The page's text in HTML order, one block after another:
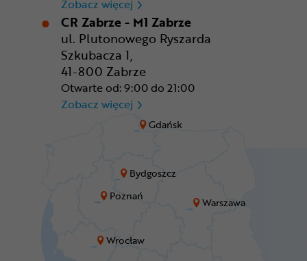
Bydgoszcz
Gdańsk
Poznań Warszawa
Wrocław
Zobacz więcej
CR Zabrze - M1 Zabrze
ul. Plutonowego Ryszarda
Szkubacza 1,
41-800 Zabrze
Otwarte od: 9:00 do 21:00
Zobacz więcej CR Zabrze - M1 Zabrze